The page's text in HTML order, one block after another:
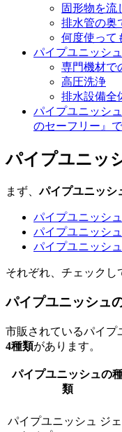
固形物を流
排水管の奥
何度使って
パイプユニッシ
専門機材で
高圧洗浄
排水設備全
パイプユニッシ
のセーフリー』
パイプユニッ
まず、パイプユニッシ
パイプユニッシ
パイプユニッシ
パイプユニッシ
それぞれ、チェックし
パイプユニッシュ
市販されているパイプ
4種類があります。
パイプユニッシュの
類
パイプユニッシュ ジェ